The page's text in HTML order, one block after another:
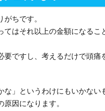
ちです。
はそれ以上の金額になるこ
ですし、考えるだけで頭痛
」というわけにもいかない
因になります。